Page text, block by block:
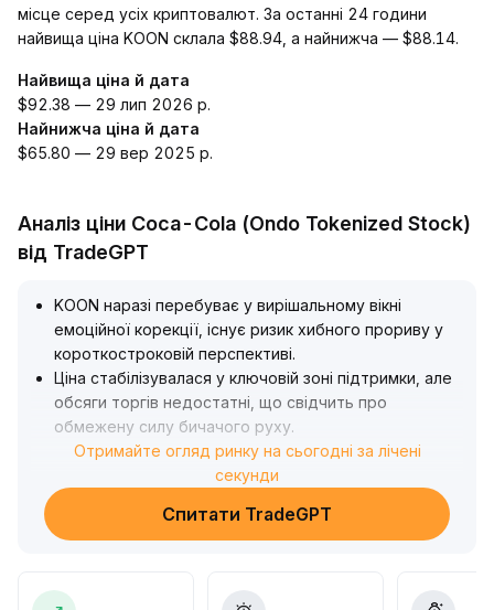
місце серед усіх криптовалют. За останні 24 години
найвища ціна KOON склала $88.94, а найнижча — $88.14.
Найвища ціна й дата
$92.38 — 29 лип 2026 р.
Найнижча ціна й дата
$65.80 — 29 вер 2025 р.
Аналіз ціни Coca-Cola (Ondo Tokenized Stock)
від TradeGPT
KOON наразі перебуває у вирішальному вікні
емоційної корекції, існує ризик хибного прориву у
короткостроковій перспективі.
Ціна стабілізувалася у ключовій зоні підтримки, але
обсяги торгів недостатні, що свідчить про
обмежену силу бичачого руху.
Якщо надалі не буде стійкого збільшення обсягів і
прориву опору у зоні 0.
XX-0
XX, підтвердити бичачий тренд буде важко
обсягів торгів та ончейн-індикаторів
Отримайте огляд ринку на сьогодні за лічені
секунди
Спитати TradeGPT